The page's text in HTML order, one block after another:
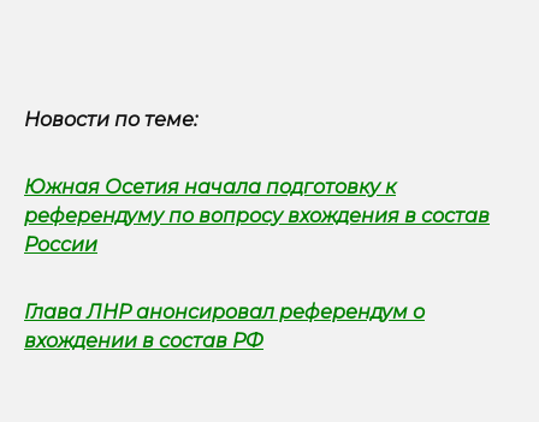
Новости по теме:
Южная Осетия начала подготовку к
референдуму по вопросу вхождения в состав
России
Глава ЛНР анонсировал референдум о
вхождении в состав РФ